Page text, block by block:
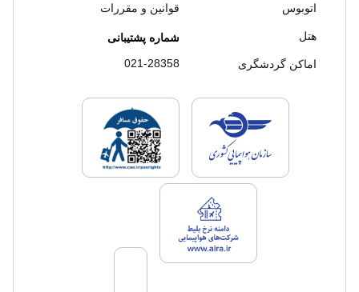
اتوبوس
هتل
اماکن گردشگری
قوانین و مقررات
شماره پشتیبانی
021-28358
لایسنس های فروش سفرتاپلایسنس های
لایسنس های فروش سفرتاپ